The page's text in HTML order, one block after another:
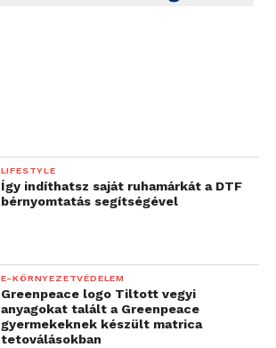
LIFESTYLE
Így indíthatsz saját ruhamárkát a DTF
bérnyomtatás segítségével
E-KÖRNYEZETVÉDELEM
Greenpeace logo Tiltott vegyi
anyagokat talált a Greenpeace
gyermekeknek készült matrica
tetoválásokban